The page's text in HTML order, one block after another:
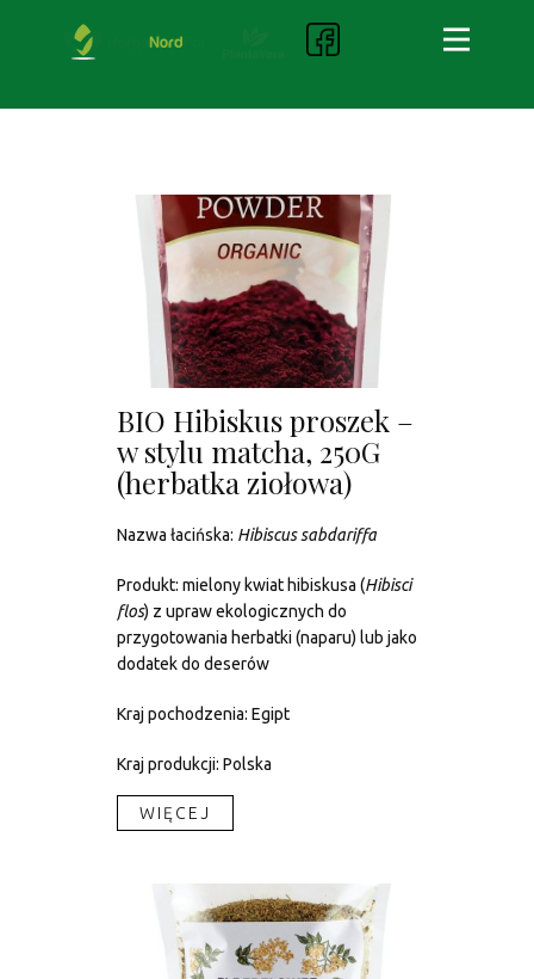
BIO Hibiskus proszek –
w stylu matcha, 250G
(herbatka ziołowa)
Nazwa łacińska: Hibiscus sabdariffa
Produkt: mielony kwiat hibiskusa (Hibisci
flos) z upraw ekologicznych do
przygotowania herbatki (naparu) lub jako
dodatek do deserów
Kraj pochodzenia: Egipt
Kraj produkcji: Polska
WIĘCEJ​